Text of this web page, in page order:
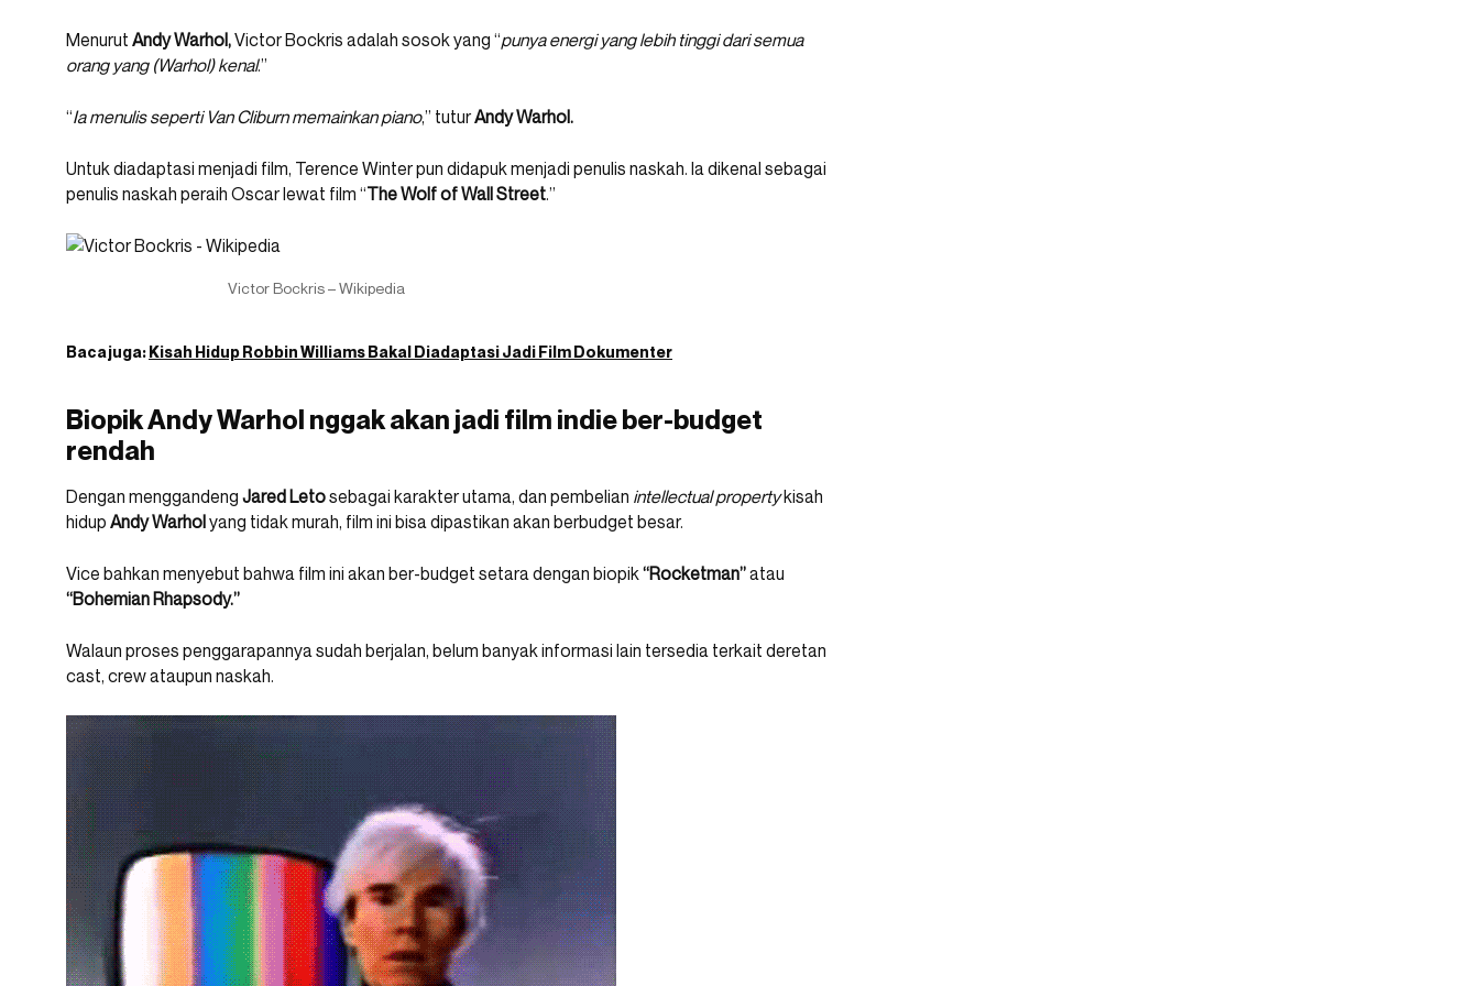
Menurut Andy Warhol,Victor Bockris adalah sosok yang “punya energi yang lebih tinggi dari semua
orang yang (Warhol) kenal.”
“Ia menulis seperti Van Cliburn memainkan piano,” tuturAndy Warhol.
Untuk diadaptasi menjadi film, Terence Winter pun didapuk menjadi penulis naskah. Ia dikenal sebagai
penulis naskah peraih Oscar lewat film “The Wolf of Wall Street.”
Victor Bockris – Wikipedia
Baca juga:Kisah Hidup Robbin Williams Bakal Diadaptasi Jadi Film Dokumenter
Biopik Andy Warhol nggak akan jadi film indie ber-budget
rendah
Dengan menggandeng Jared Letosebagai karakter utama, dan pembelian intellectual propertykisah
hidup Andy Warholyang tidak murah, film ini bisa dipastikan akan berbudget besar.
Vice bahkan menyebut bahwa film ini akan ber-budget setara dengan biopik “Rocketman”atau
“Bohemian Rhapsody.”
Walaun proses penggarapannya sudah berjalan, belum banyak informasi lain tersedia terkait deretan
cast, crew ataupun naskah.